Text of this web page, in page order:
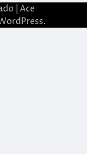
| Ace
.